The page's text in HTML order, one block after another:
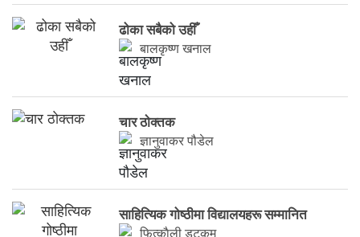
ढोका सबैको उहीँ
बालकृष्ण खनाल
चार ठाेक्तक
ज्ञानुवाकर पौडेल
साहित्यिक गोष्ठीमा विद्यालयहरू सम्मानित
फित्काैली डटकम